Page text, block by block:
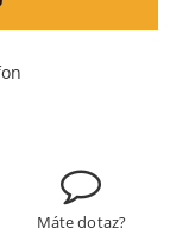
Máte dotaz?